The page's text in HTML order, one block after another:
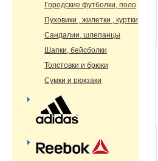
Городские футболки, поло
Пуховики , жилетки , куртки
Сандалии, шлепанцы
Шапки, бейсболки
Толстовки и брюки
Сумки и рюкзаки